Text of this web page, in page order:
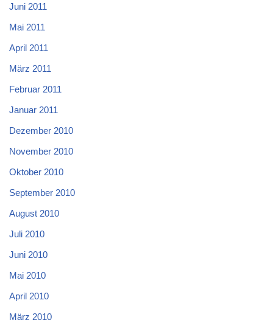
Juni 2011
Mai 2011
April 2011
März 2011
Februar 2011
Januar 2011
Dezember 2010
November 2010
Oktober 2010
September 2010
August 2010
Juli 2010
Juni 2010
Mai 2010
April 2010
März 2010